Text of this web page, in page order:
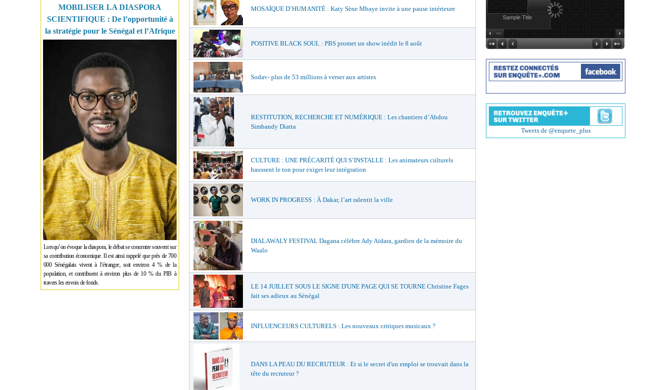
MOBILISER LA DIASPORA
SCIENTIFIQUE : De l’opportunité à
la stratégie pour le Sénégal et l’Afrique
Lorsqu’on évoque la diaspora, le débat se concentre souvent sur
sa contribution économique. Il est ainsi rappelé que près de 700
000 Sénégalais vivent à l’étranger, soit environ 4 % de la
population, et contribuent à environ plus de 10 % du PIB à
travers les envois de fonds.
MOSAÏQUE D’HUMANITÉ : Katy Sène Mbaye invite à une pause intérieure
POSITIVE BLACK SOUL : PBS promet un show inédit le 8 août
Sodav- plus de 53 millions à verser aux artistes
RESTITUTION, RECHERCHE ET NUMÉRIQUE : Les chantiers d’Abdou
Simbandy Diatta
CULTURE : UNE PRÉCARITÉ QUI S’INSTALLE : Les animateurs culturels
haussent le ton pour exiger leur intégration
WORK IN PROGRESS : À Dakar, l’art ralentit la ville
DIALAWALY FESTIVAL Dagana célèbre Ady Aïdara, gardien de la mémoire du
Waalo
LE 14 JUILLET SOUS LE SIGNE D'UNE PAGE QUI SE TOURNE Christine Fages
fait ses adieux au Sénégal
INFLUENCEURS CULTURELS : Les nouveaux critiques musicaux ?
DANS LA PEAU DU RECRUTEUR : Et si le secret d'un emploi se trouvait dans la
tête du recruteur ?
Sample Title
Tweets de @enquete_plus